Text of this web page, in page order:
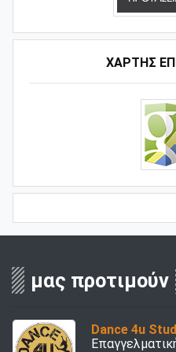
ΧΑΡΤΗΣ
μας προτιμούν
Dance 4u